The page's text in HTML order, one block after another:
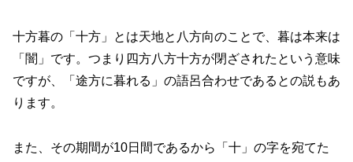
十方暮の「十方」とは天地と八方向のことで、暮は本来は
「闇」です。つまり四方八方十方が閉ざされたという意味
ですが、「途方に暮れる」の語呂合わせであるとの説もあ
ります。
また、その期間が10日間であるから「十」の字を宛てた